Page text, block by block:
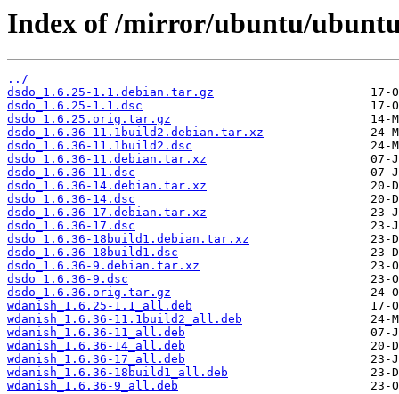
Index of /mirror/ubuntu/
../
dsdo_1.6.25-1.1.debian.tar.gz
dsdo_1.6.25-1.1.dsc
dsdo_1.6.25.orig.tar.gz
dsdo_1.6.36-11.1build2.debian.tar.xz
dsdo_1.6.36-11.1build2.dsc
dsdo_1.6.36-11.debian.tar.xz
dsdo_1.6.36-11.dsc
dsdo_1.6.36-14.debian.tar.xz
dsdo_1.6.36-14.dsc
dsdo_1.6.36-17.debian.tar.xz
dsdo_1.6.36-17.dsc
dsdo_1.6.36-18build1.debian.tar.xz
dsdo_1.6.36-18build1.dsc
dsdo_1.6.36-9.debian.tar.xz
dsdo_1.6.36-9.dsc
dsdo_1.6.36.orig.tar.gz
wdanish_1.6.25-1.1_all.deb
wdanish_1.6.36-11.1build2_all.deb
wdanish_1.6.36-11_all.deb
wdanish_1.6.36-14_all.deb
wdanish_1.6.36-17_all.deb
wdanish_1.6.36-18build1_all.deb
wdanish_1.6.36-9_all.deb